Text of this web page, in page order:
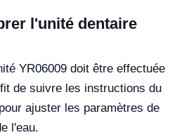
l'unité dentaire
YR06009 doit être effectuée
de suivre les instructions du
ajuster les paramètres de
l'eau.